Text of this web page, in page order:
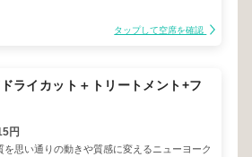
タップして空席を確認
ドライカット＋トリートメント+フ
円
思い通りの動きや質感に変えるニューヨーク